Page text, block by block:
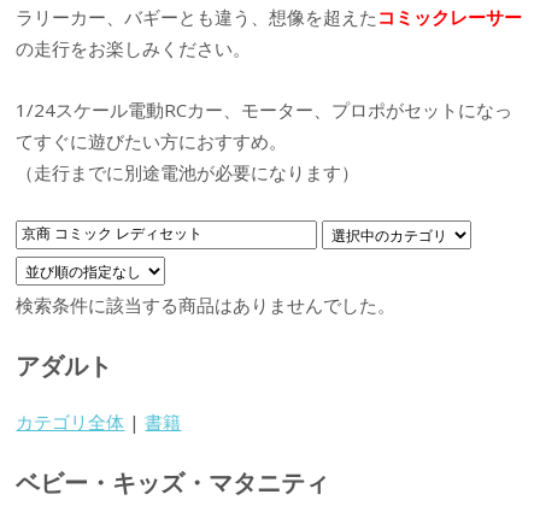
ラリーカー、バギーとも違う、想像を超えた コミックレーサー
の走行をお楽しみください。
1/24スケール電動RCカー、モーター、プロポがセットになっ
てすぐに遊びたい方におすすめ。
（走行までに別途電池が必要になります）
検索条件に該当する商品はありませんでした。
アダルト
カテゴリ全体 |書籍
ベビー・キッズ・マタニティ